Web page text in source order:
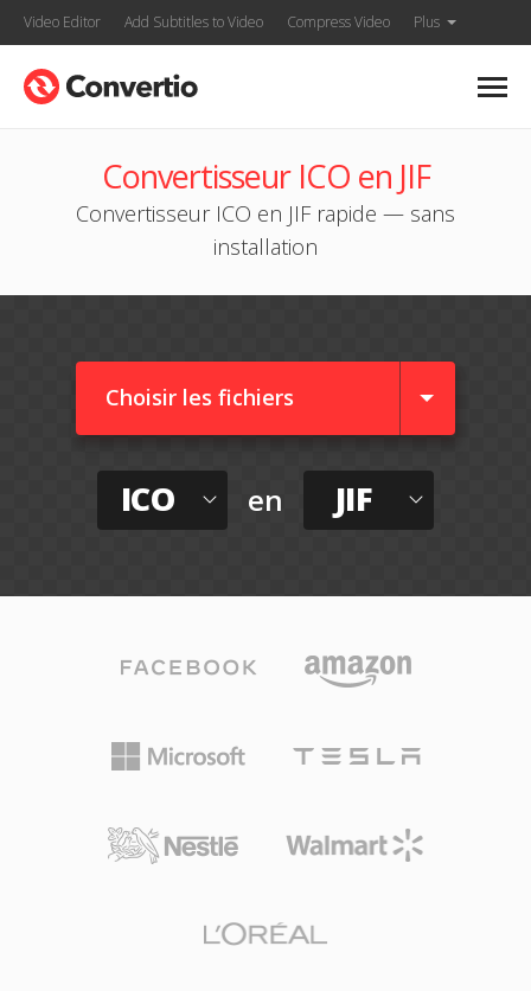
Video Editor Add Subtitles to Video Compress Video Plus
Convertisseur ICO en JIF
Convertisseur ICO en JIF rapide — sans
installation
Choisir les fichiers
ICO en JIF